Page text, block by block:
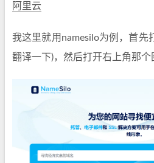
阿里云
我这里就用namesilo为例，首先
翻译一下)，然后打开右上角那个